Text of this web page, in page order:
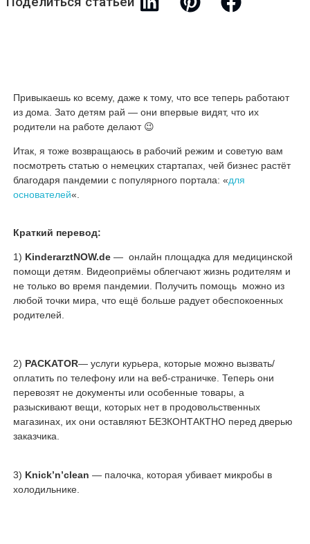
Привыкаешь ко всему, даже к тому, что все теперь работают
из дома. Зато детям рай — они впервые видят, что их
родители на работе делают 😉
Итак, я тоже возвращаюсь в рабочий режим и советую вам
посмотреть статью о немецких стартапах, чей бизнес растёт
благодаря пандемии с популярного портала: «для
основателей«.
Краткий перевод:
1) KinderarztNOW.de— онлайн площадка для медицинской
помощи детям. Видеоприёмы облегчают жизнь родителям и
не только во время пандемии. Получить помощь можно из
любой точки мира, что ещё больше радует обеспокоенных
родителей.
2) PACKATOR— услуги курьера, которые можно вызвать/
оплатить по телефону или на веб-страничке. Теперь они
перевозят не документы или особенные товары, а
разыскивают вещи, которых нет в продовольственных
магазинах, их они оставляют БЕЗКОНТАКТНО перед дверью
заказчика.
3) Knick’n’clean — палочка, которая убивает микробы в
холодильнике.